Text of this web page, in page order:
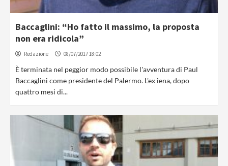
Baccaglini: “Ho fatto il massimo, la proposta
non era ridicola”
Redazione 08/07/2017 18:02
È terminata nel peggior modo possibile l'avventura di Paul
Baccaglini come presidente del Palermo. L'ex iena, dopo
quattro mesi di...